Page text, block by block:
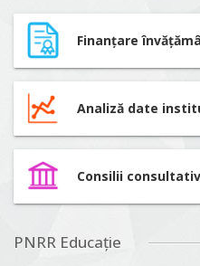
Finanțare
Analiză date
Consilii
PNRR Educație